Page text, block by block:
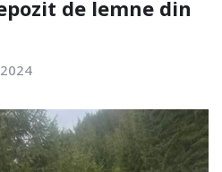
de lemne din